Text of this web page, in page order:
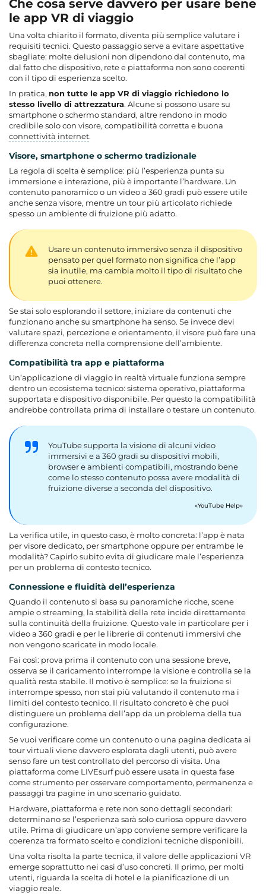
Che cosa serve davvero per usare bene
le app VR di viaggio
Una volta chiarito il formato, diventa più semplice valutare i
requisiti tecnici. Questo passaggio serve a evitare aspettative
sbagliate: molte delusioni non dipendono dal contenuto, ma
dal fatto che dispositivo, rete e piattaforma non sono coerenti
con il tipo di esperienza scelto.
In pratica, non tutte le app VR di viaggio richiedono lo
stesso livello di attrezzatura. Alcune si possono usare su
smartphone o schermo standard, altre rendono in modo
credibile solo con visore, compatibilità corretta e buona
connettività internet.
Visore, smartphone o schermo tradizionale
La regola di scelta è semplice: più l’esperienza punta su
immersione e interazione, più è importante l’hardware. Un
contenuto panoramico o un video a 360 gradi può essere utile
anche senza visore, mentre un tour più articolato richiede
spesso un ambiente di fruizione più adatto.
Usare un contenuto immersivo senza il dispositivo
pensato per quel formato non significa che l’app
sia inutile, ma cambia molto il tipo di risultato che
puoi ottenere.
Se stai solo esplorando il settore, iniziare da contenuti che
funzionano anche su smartphone ha senso. Se invece devi
valutare spazi, percezione e orientamento, il visore può fare una
differenza concreta nella comprensione dell’ambiente.
Compatibilità tra app e piattaforma
Un’applicazione di viaggio in realtà virtuale funziona sempre
dentro un ecosistema tecnico: sistema operativo, piattaforma
supportata e dispositivo disponibile. Per questo la compatibilità
andrebbe controllata prima di installare o testare un contenuto.
YouTube supporta la visione di alcuni video
immersivi e a 360 gradi su dispositivi mobili,
browser e ambienti compatibili, mostrando bene
come lo stesso contenuto possa avere modalità di
fruizione diverse a seconda del dispositivo.
YouTube Help
La verifica utile, in questo caso, è molto concreta: l’app è nata
per visore dedicato, per smartphone oppure per entrambe le
modalità? Capirlo subito evita di giudicare male l’esperienza
per un problema di contesto tecnico.
Connessione e fluidità dell’esperienza
Quando il contenuto si basa su panoramiche ricche, scene
ampie o streaming, la stabilità della rete incide direttamente
sulla continuità della fruizione. Questo vale in particolare per i
video a 360 gradi e per le librerie di contenuti immersivi che
non vengono scaricate in modo locale.
Fai così: prova prima il contenuto con una sessione breve,
osserva se il caricamento interrompe la visione e controlla se la
qualità resta stabile. Il motivo è semplice: se la fruizione si
interrompe spesso, non stai più valutando il contenuto ma i
limiti del contesto tecnico. Il risultato concreto è che puoi
distinguere un problema dell’app da un problema della tua
configurazione.
Se vuoi verificare come un contenuto o una pagina dedicata ai
tour virtuali viene davvero esplorata dagli utenti, può avere
senso fare un test controllato del percorso di visita. Una
piattaforma come LIVEsurf può essere usata in questa fase
come strumento per osservare comportamento, permanenza e
passaggi tra pagine in uno scenario guidato.
Hardware, piattaforma e rete non sono dettagli secondari:
determinano se l’esperienza sarà solo curiosa oppure davvero
utile. Prima di giudicare un’app conviene sempre verificare la
coerenza tra formato scelto e condizioni tecniche disponibili.
Una volta risolta la parte tecnica, il valore delle applicazioni VR
emerge soprattutto nei casi d’uso concreti. Il primo, per molti
utenti, riguarda la scelta di hotel e la pianificazione di un
viaggio reale.